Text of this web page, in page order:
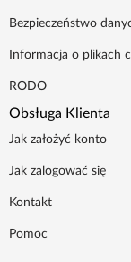
Bezpieczeństwo
Informacja o plikach
RODO
Obsługa Klienta
Jak założyć konto
Jak zalogować się
Kontakt
Pomoc